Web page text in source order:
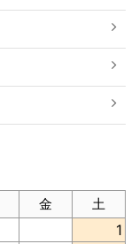
金 土
1